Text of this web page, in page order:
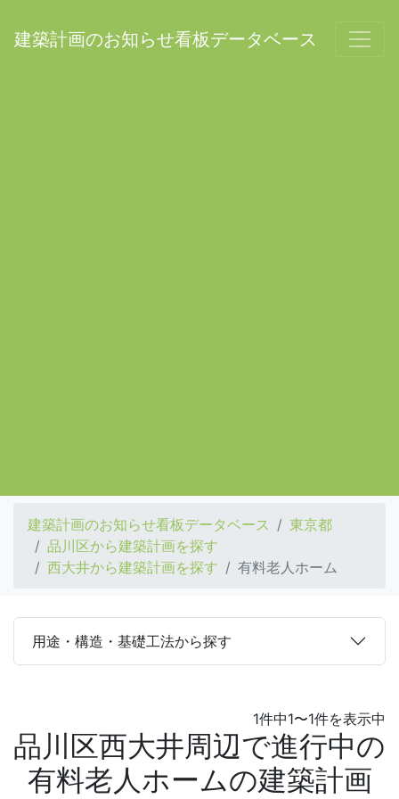
建築計画のお知らせ看板データベース
建築計画のお知らせ看板データベース
東京都
品川区から建築計画を探す
西大井から建築計画を探す
有料老人ホーム
用途・構造・基礎工法から探す
1件中1〜1件を表示中
品川区西大井周辺で進行中の
有料老人ホームの建築計画